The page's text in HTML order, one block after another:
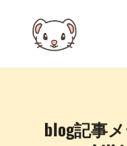
content
blog記事
投